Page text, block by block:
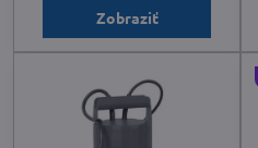
Zobraziť